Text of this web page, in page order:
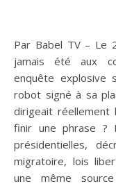
Par Babel TV – Le 27 mai 2025 Et si Joe Biden… n’avait
jamais été aux
enquête explosive
robot signé à sa
dirigeait réellement
finir une phrase ?
présidentielles,
migratoire, lois
une même